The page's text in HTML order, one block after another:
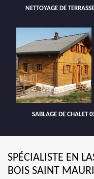
NETTOYAGE DE
SABLAGE DE CHALET
SPÉCIALISTE EN
BOIS SAINT